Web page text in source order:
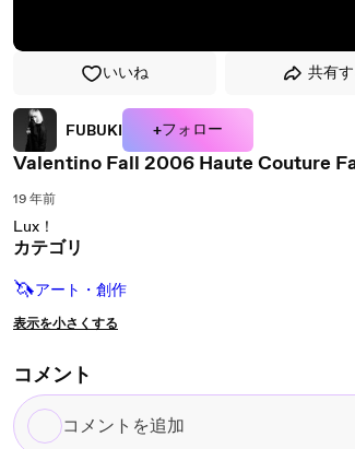
いいね 共有
FUBUKI +フォロー
Valentino Fall 2006 Haute Couture
19 年前
Lux！
カテゴリ
🦄アート・創作
表示を小さくする
コメント
コ